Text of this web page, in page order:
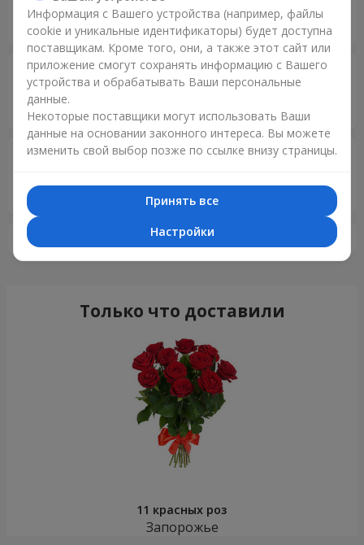
5
Я дуже задоволена, дякую!)
Бурля Сергей 28.08.2023
5
Thank you very much for your work!
Сергей 24.08.2023
Спасибо приятно с вами работать.
Показать ещё 10 отзывов
Только что доставили
11 красных роз
Запорожье
Информация с Вашего устройства (например, файлы
cookie и уникальные идентификаторы) будет доступна
поставщикам. Кроме того, они, а также этот сайт или
приложение смогут сохранять информацию с Вашего
устройства и обрабатывать Ваши персональные
данные.
Некоторые поставщики могут использовать Ваши
данные на основании законного интереса. Вы можете
изменить свой выбор позже по ссылке внизу страницы.
Принять все
Настройки